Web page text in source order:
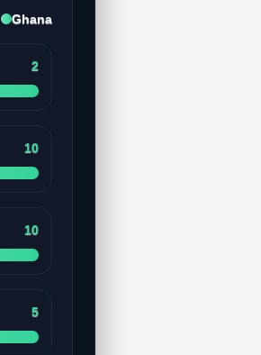
Ghana
2
10
10
5